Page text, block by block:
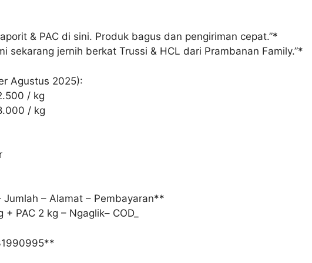
& PAC di sini. Produk bagus dan pengiriman cepat.”*
sekarang jernih berkat Trussi & HCL dari Prambanan Family.”*
Agustus 2025):
/ kg
/ kg
– Alamat – Pembayaran**
PAC 2 kg – Ngaglik– COD_